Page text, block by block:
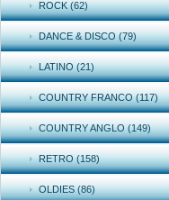
ROCK (62)
DANCE & DISCO (79)
LATINO (21)
COUNTRY FRANCO (117)
COUNTRY ANGLO (149)
RETRO (158)
OLDIES (86)